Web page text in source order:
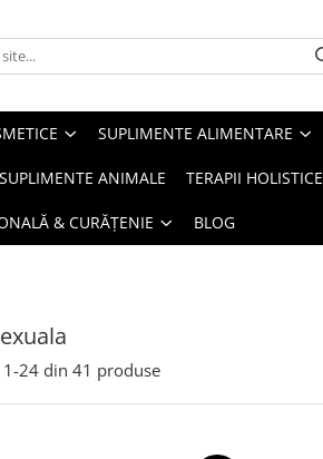
SUPLIMENTE ALIMENTARE
ANIMALE TERAPII HOLISTICE
& CURĂȚENIE BLOG
1-24 din 41 produse